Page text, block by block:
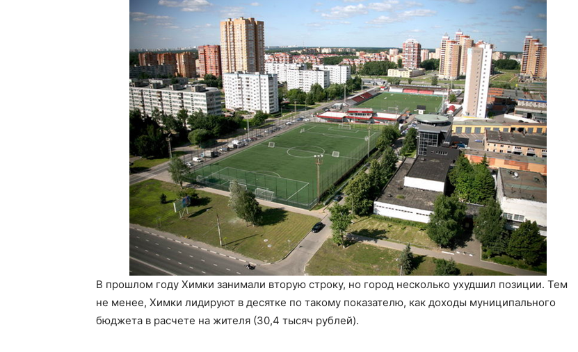
В прошлом году Химки занимали вторую строку, но город несколько ухудшил позиции. Тем
не менее, Химки лидируют в десятке по такому показателю, как доходы муниципального
бюджета в расчете на жителя (30,4 тысяч рублей).